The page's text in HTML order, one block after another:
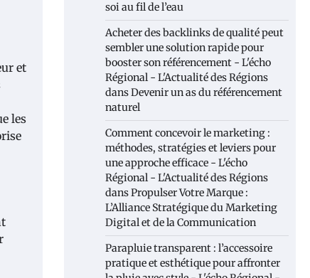
et
les
soi au fil de l’eau
Acheter des backlinks de qualité peut
sembler une solution rapide pour
booster son référencement - L'écho
Régional - L'Actualité des Régions
dansDevenir un as du référencement
naturel
Comment concevoir le marketing :
méthodes, stratégies et leviers pour
une approche efficace - L'écho
Régional - L'Actualité des Régions
dansPropulser Votre Marque :
L’Alliance Stratégique du Marketing
Digital et de la Communication
Parapluie transparent : l’accessoire
pratique et esthétique pour affronter